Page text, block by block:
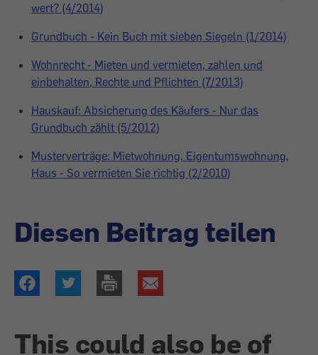
wert? (4/2014)
Grundbuch - Kein Buch mit sieben Siegeln (1/2014)
Wohnrecht - Mieten und vermieten, zahlen und
einbehalten, Rechte und Pflichten (7/2013)
Hauskauf: Absicherung des Käufers - Nur das
Grundbuch zählt (5/2012)
Musterverträge: Mietwohnung, Eigentumswohnung,
Haus - So vermieten Sie richtig (2/2010)
Diesen Beitrag teilen
This could also be of